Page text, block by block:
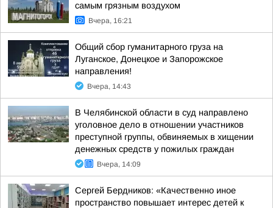
самым грязным воздухом
Вчера, 16:21
Общий сбор гуманитарного груза на
Луганское, Донецкое и Запорожское
направления!
Вчера, 14:43
В Челябинской области в суд направлено
уголовное дело в отношении участников
преступной группы, обвиняемых в хищении
денежных средств у пожилых граждан
Вчера, 14:09
Сергей Бердников: «Качественно иное
пространство повышает интерес детей к